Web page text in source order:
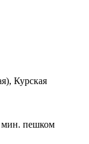
Курская
мин. пешком